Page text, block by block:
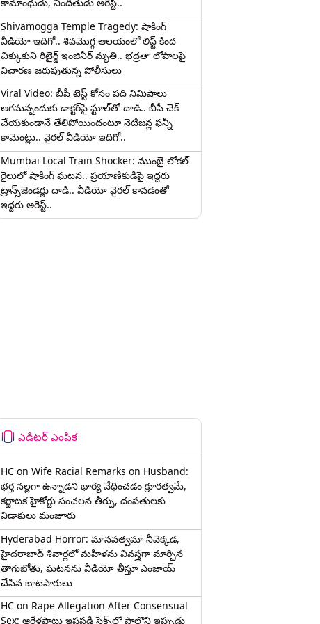
Shivamogga Temple Tragedy: షాకింగ్
వీడియో ఇదిగో.. శివమొగ్గ ఆలయంలో లిఫ్ట్ కింద
చిక్కుకుని రిటైర్డ్ ఇంజినీర్ మృతి.. భద్రతా లోపాలపై
విచారణ జరుపుతున్న పోలీసులు
Viral Video: బీపీ టెస్ట్‌ కోసం పది నిమిషాలు
ఆగమన్నందుకు డాక్టర్‌పై స్టూల్‌తో దాడి.. బీపీ చెక్
చేయకుండానే తేలిపోయిందంటూ నెటిజన్ల ఫన్నీ
కామెంట్లు.. వైరల్ వీడియో ఇదిగో..
Mumbai Local Train Shocker: ముంబై లోకల్
రైలులో షాకింగ్ ఘటన.. ప్రయాణికుడిపై ఇద్దరు
ట్రాన్స్‌జెండర్లు దాడి.. వీడియో వైరల్ కావడంతో
ఇద్దరు అరెస్ట్..
ఎడిటర్ ఎంపిక
HC on Wife Racial Remarks on Husband:
భర్త న‌ల్ల‌గా ఉన్నాడ‌ని భార్య వేధించ‌డం క్రూర‌త్వ‌మే,
కర్ణాటక హైకోర్టు సంచలన తీర్పు, దంపతులకు
విడాకులు మంజూరు
Hyderabad Horror: మానవత్వమా నీవెక్కడ,
హైదరాబాద్ శివార్లలో మహిళను వివస్త్రగా మార్చిన
తాగుబోతు, ఘటనను వీడియో తీస్తూ ఎంజాయ్
చేసిన బాటసారులు
HC on Rape Allegation After Consensual
Sex: ఆరేళ్లపాటు ఇష్టపడి సెక్స్‌లో పాల్గొని ఇప్పుడు